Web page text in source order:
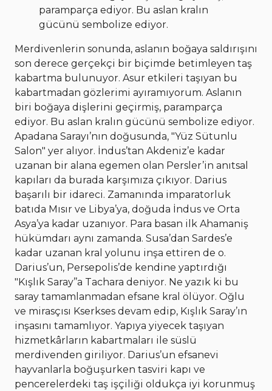
paramparça ediyor. Bu aslan kralın
gücünü sembolize ediyor.
Merdivenlerin sonunda, aslanın boğaya saldırışını
son derece gerçekçi bir biçimde betimleyen taş
kabartma bulunuyor. Asur etkileri taşıyan bu
kabartmadan gözlerimi ayıramıyorum. Aslanın
biri boğaya dişlerini geçirmiş, paramparça
ediyor. Bu aslan kralın gücünü sembolize ediyor.
Apadana Sarayı’nın doğusunda, "Yüz Sütunlu
Salon" yer alıyor. İndus’tan Akdeniz’e kadar
uzanan bir alana egemen olan Persler’in anıtsal
kapıları da burada karşımıza çıkıyor. Darius
başarılı bir idareci. Zamanında imparatorluk
batıda Mısır ve Libya’ya, doğuda İndus ve Orta
Asya’ya kadar uzanıyor. Para basan ilk Ahamaniş
hükümdarı aynı zamanda. Susa’dan Sardes’e
kadar uzanan kral yolunu inşa ettiren de o.
Darius’un, Persepolis’de kendine yaptırdığı
"Kışlık Saray’’a Tachara deniyor. Ne yazık ki bu
saray tamamlanmadan efsane kral ölüyor. Oğlu
ve mirasçısı Kserkses devam edip, Kışlık Saray’ın
inşasını tamamlıyor. Yapıya yiyecek taşıyan
hizmetkârların kabartmaları ile süslü
merdivenden giriliyor. Darius’un efsanevi
hayvanlarla boğuşurken tasviri kapı ve
pencerelerdeki taş işçiliği oldukça iyi korunmuş